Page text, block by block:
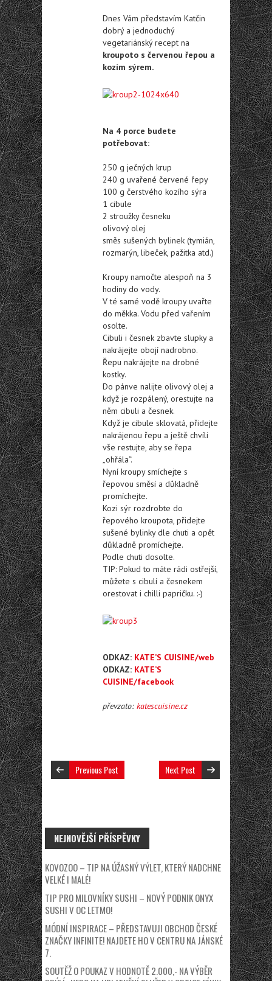
Dnes Vám představím Katčin
dobrý a jednoduchý
vegetariánský recept na
kroupoto s červenou řepou a
kozím sýrem.
Na 4 porce budete
potřebovat:
250 g ječných krup
240 g uvařené červené řepy
100 g čerstvého kozího sýra
1 cibule
2 stroužky česneku
olivový olej
směs sušených bylinek (tymián,
rozmarýn, libeček, pažitka atd.)
Kroupy namočte alespoň na 3
hodiny do vody.
V té samé vodě kroupy uvařte
do měkka. Vodu před vařením
osolte.
Cibuli i česnek zbavte slupky a
nakrájejte obojí nadrobno.
Řepu nakrájejte na drobné
kostky.
Do pánve nalijte olivový olej a
když je rozpálený, orestujte na
něm cibuli a česnek.
Když je cibule sklovatá, přidejte
nakrájenou řepu a ještě chvíli
vše restujte, aby se řepa
„ohřála“.
Nyní kroupy smíchejte s
řepovou směsí a důkladně
promíchejte.
Kozi sýr rozdrobte do
řepového kroupota, přidejte
sušené bylinky dle chuti a opět
důkladně promíchejte.
Podle chuti dosolte.
TIP: Pokud to máte rádi ostřejší,
můžete s cibulí a česnekem
orestovat i chilli papričku. :-)
ODKAZ: KATE’S CUISINE/web
ODKAZ: KATE’S
CUISINE/facebook
převzato: katescuisine.cz
Previous Post Next Post
NEJNOVĚJŠÍ PŘÍSPĚVKY
KOVOZOO – TIP NA ÚŽASNÝ VÝLET, KTERÝ NADCHNE
VELKÉ I MALÉ!
TIP PRO MILOVNÍKY SUSHI – NOVÝ PODNIK ONYX
SUSHI V OC LETMO!
MÓDNÍ INSPIRACE – PŘEDSTAVUJI OBCHOD ČESKÉ
ZNAČKY INFINITE! NAJDETE HO V CENTRU NA JÁNSKÉ
7.
SOUTĚŽ O POUKAZ V HODNOTĚ 2.000,- NA VÝBĚR